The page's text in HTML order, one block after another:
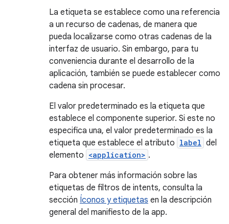
La etiqueta se establece como una referencia
a un recurso de cadenas, de manera que
pueda localizarse como otras cadenas de la
interfaz de usuario. Sin embargo, para tu
conveniencia durante el desarrollo de la
aplicación, también se puede establecer como
cadena sin procesar.
El valor predeterminado es la etiqueta que
establece el componente superior. Si este no
especifica una, el valor predeterminado es la
etiqueta que establece el atributo label del
elemento <application> .
Para obtener más información sobre las
etiquetas de filtros de intents, consulta la
sección Íconos y etiquetas en la descripción
general del manifiesto de la app.